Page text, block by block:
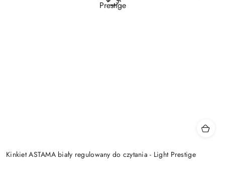
Kinkiet ASTAMA biały regulowany do czytania - Light Prestige